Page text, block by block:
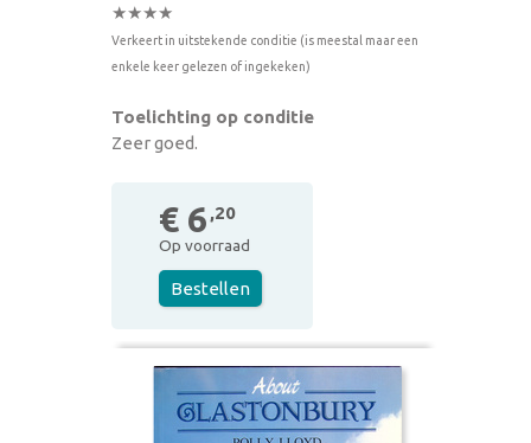
★★★★
Verkeert in uitstekende conditie (is meestal maar een
enkele keer gelezen of ingekeken)
Toelichting op conditie
Zeer goed.
€ 6 ,20
Op voorraad
Bestellen